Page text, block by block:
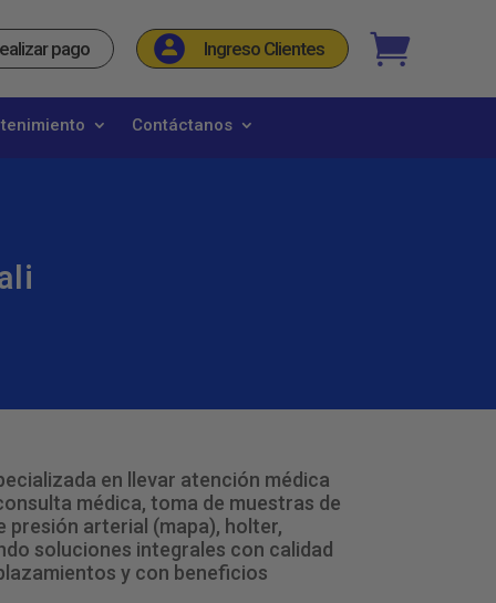
pago Ingreso Clientes _
Contáctanos
en llevar atención médica
médica, toma de muestras de
arterial (mapa), holter,
soluciones integrales con calidad
y con beneficios